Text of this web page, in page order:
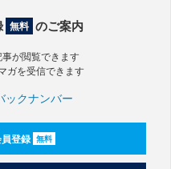
無料 のご案内
事が閲覧できます
ガを受信できます
ックナンバー
登録 無料